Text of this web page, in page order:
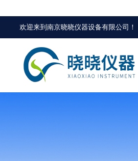
欢迎来到南京晓晓仪器设备有限公司 ！